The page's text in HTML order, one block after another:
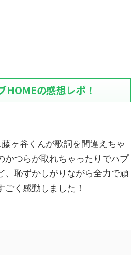
HOMEの感想レポ！
ヶ谷くんが歌詞を間違えちゃ
かつらが取れちゃったりでハプ
、恥ずかしがりながら全力で頑
く感動しました！